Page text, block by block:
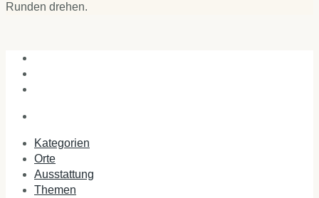
Runden drehen.
Kategorien
Orte
Ausstattung
Themen